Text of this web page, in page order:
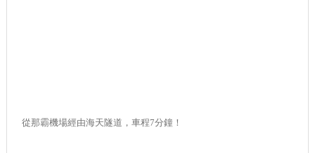
從那霸機場經由海天隧道，車程7分鐘！